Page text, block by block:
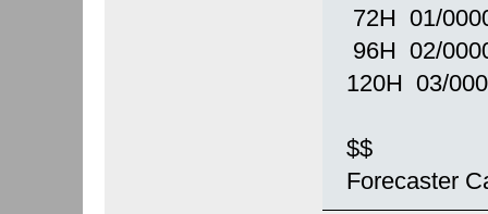
72H 01/
96H 02/
120H 03/
$$
Forecaster